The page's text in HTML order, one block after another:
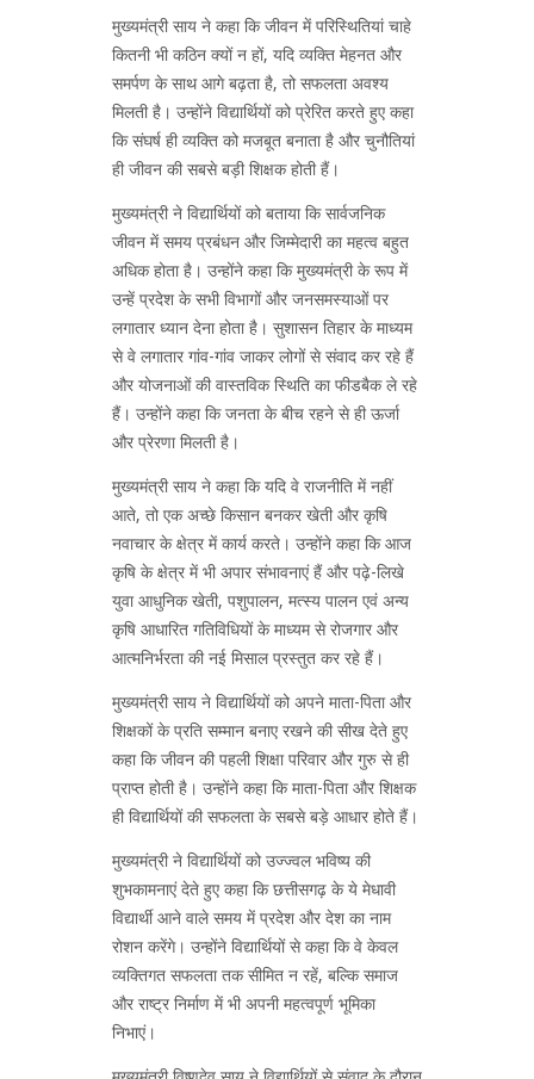
मुख्यमंत्री साय ने कहा कि जीवन में परिस्थितियां चाहे
कितनी भी कठिन क्यों न हों, यदि व्यक्ति मेहनत और
समर्पण के साथ आगे बढ़ता है, तो सफलता अवश्य
मिलती है। उन्होंने विद्यार्थियों को प्रेरित करते हुए कहा
कि संघर्ष ही व्यक्ति को मजबूत बनाता है और चुनौतियां
ही जीवन की सबसे बड़ी शिक्षक होती हैं।
मुख्यमंत्री ने विद्यार्थियों को बताया कि सार्वजनिक
जीवन में समय प्रबंधन और जिम्मेदारी का महत्व बहुत
अधिक होता है। उन्होंने कहा कि मुख्यमंत्री के रूप में
उन्हें प्रदेश के सभी विभागों और जनसमस्याओं पर
लगातार ध्यान देना होता है। सुशासन तिहार के माध्यम
से वे लगातार गांव-गांव जाकर लोगों से संवाद कर रहे हैं
और योजनाओं की वास्तविक स्थिति का फीडबैक ले रहे
हैं। उन्होंने कहा कि जनता के बीच रहने से ही ऊर्जा
और प्रेरणा मिलती है।
मुख्यमंत्री साय ने कहा कि यदि वे राजनीति में नहीं
आते, तो एक अच्छे किसान बनकर खेती और कृषि
नवाचार के क्षेत्र में कार्य करते। उन्होंने कहा कि आज
कृषि के क्षेत्र में भी अपार संभावनाएं हैं और पढ़े-लिखे
युवा आधुनिक खेती, पशुपालन, मत्स्य पालन एवं अन्य
कृषि आधारित गतिविधियों के माध्यम से रोजगार और
आत्मनिर्भरता की नई मिसाल प्रस्तुत कर रहे हैं।
मुख्यमंत्री साय ने विद्यार्थियों को अपने माता-पिता और
शिक्षकों के प्रति सम्मान बनाए रखने की सीख देते हुए
कहा कि जीवन की पहली शिक्षा परिवार और गुरु से ही
प्राप्त होती है। उन्होंने कहा कि माता-पिता और शिक्षक
ही विद्यार्थियों की सफलता के सबसे बड़े आधार होते हैं।
मुख्यमंत्री ने विद्यार्थियों को उज्ज्वल भविष्य की
शुभकामनाएं देते हुए कहा कि छत्तीसगढ़ के ये मेधावी
विद्यार्थी आने वाले समय में प्रदेश और देश का नाम
रोशन करेंगे। उन्होंने विद्यार्थियों से कहा कि वे केवल
व्यक्तिगत सफलता तक सीमित न रहें, बल्कि समाज
और राष्ट्र निर्माण में भी अपनी महत्वपूर्ण भूमिका
निभाएं।